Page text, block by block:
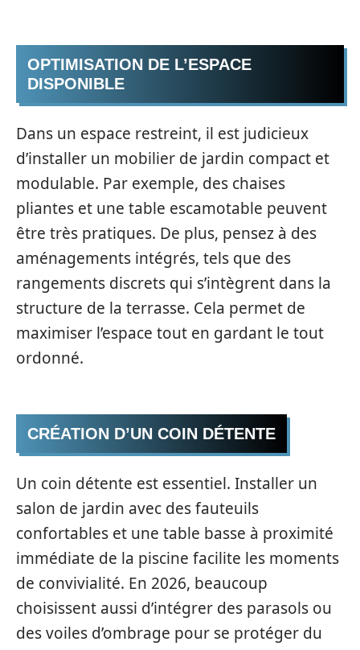
OPTIMISATION DE L’ESPACE
DISPONIBLE
Dans un espace restreint, il est judicieux
d’installer un mobilier de jardin compact et
modulable. Par exemple, des chaises
pliantes et une table escamotable peuvent
être très pratiques. De plus, pensez à des
aménagements intégrés, tels que des
rangements discrets qui s’intègrent dans la
structure de la terrasse. Cela permet de
maximiser l’espace tout en gardant le tout
ordonné.
CRÉATION D’UN COIN DÉTENTE
Un coin détente est essentiel. Installer un
salon de jardin avec des fauteuils
confortables et une table basse à proximité
immédiate de la piscine facilite les moments
de convivialité. En 2026, beaucoup
choisissent aussi d’intégrer des parasols ou
des voiles d’ombrage pour se protéger du